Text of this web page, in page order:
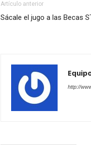
Artículo anterior
Sácale el jugo a las Becas
http://